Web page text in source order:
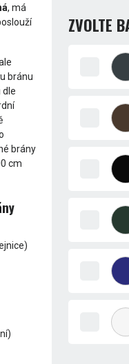
ZVOLTE
, má
bránu
dle
brány
cm